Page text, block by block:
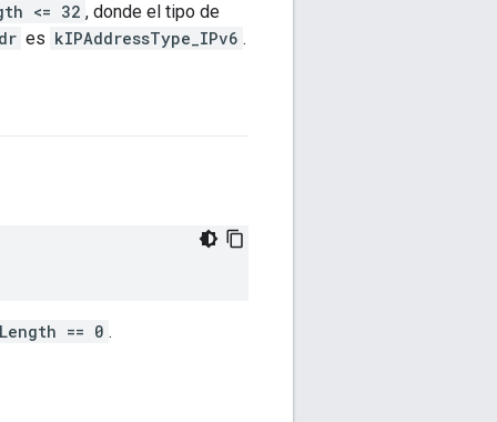
<= 32 , donde el tipo de
es kIPAddressType_IPv6 .
Length == 0 .